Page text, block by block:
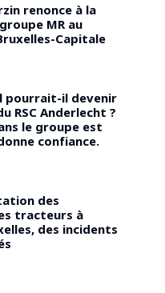
renonce à la
MR au
Capitale
pourrait-il devenir
RSC Anderlecht ?
le groupe est
confiance.
des
tracteurs à
des incidents